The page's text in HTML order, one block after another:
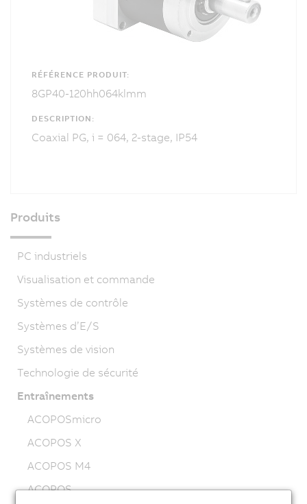
RÉFÉRENCE PRODUIT:
8GP40-120hh064klmm
DESCRIPTION:
Coaxial PG, i = 064, 2-stage, IP54
Produits
PC industriels
Visualisation et commande
Systèmes de contrôle
Systèmes d’E/S
Systèmes de vision
Technologie de sécurité
Entraînements
ACOPOSmicro
ACOPOS X
ACOPOS M4
ACOPOS